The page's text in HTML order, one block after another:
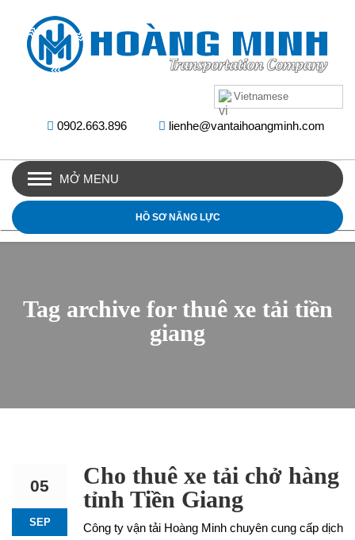
Vietnamese
0902.663.896 lienhe@vantaihoangminh.com
MỞ MENU
HỒ SƠ NĂNG LỰC
Tag archive for thuê xe tải tiền
giang
05
SEP
Cho thuê xe tải chở hàng
tỉnh Tiền Giang
Công ty vận tải Hoàng Minh chuyên cung cấp dịch